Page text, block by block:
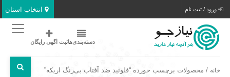
انتخاب استان ورود / ثبت نام
دسته‌بندی‌هاثبت اگهی رایگان
خانه / محصولات برچسب خورده “فلوئید ضد آفتاب بی‌رنگ اریکه”